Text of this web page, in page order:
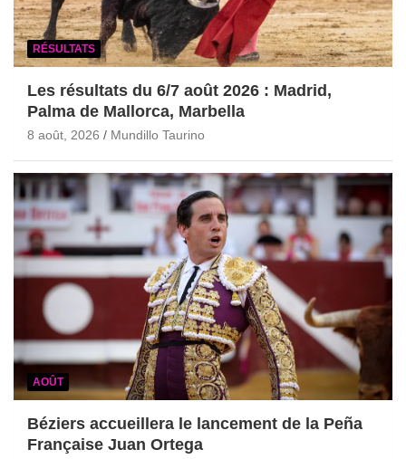
RÉSULTATS
Les résultats du 6/7 août 2026 : Madrid,
Palma de Mallorca, Marbella
8 août, 2026 Mundillo Taurino
AOÛT
Béziers accueillera le lancement de la Peña
Française Juan Ortega